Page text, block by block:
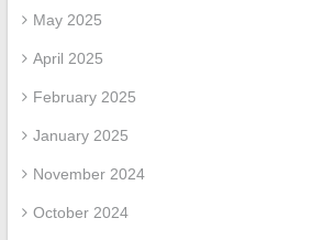
May 2025
April 2025
February 2025
January 2025
November 2024
October 2024